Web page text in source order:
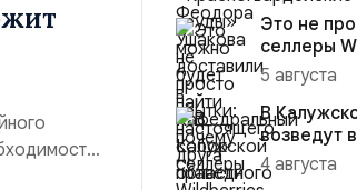
Это не
селлеры
5 августа
В
возведут
4 августа